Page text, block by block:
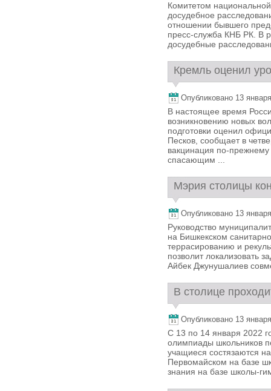
Комитетом
досудебное
отношении бывшего
пресс-служба КНБ РК. В
досудебные
Кремль оценил
Опубликовано 13
В настоящее время
возникновению новых
подготовки оценил
Песков, сообщает в
вакцинация по-
спасающим ...
Мэрия столицы
Опубликовано 13
Руководство
на Бишкекском
террасированию и
позволит локализовать
Айбек Джунушалиев
В столице
Опубликовано 13
С 13 по 14 января 2022
олимпиады школьников
учащиеся состязаются
Первомайском на базе
знания на базе школы-